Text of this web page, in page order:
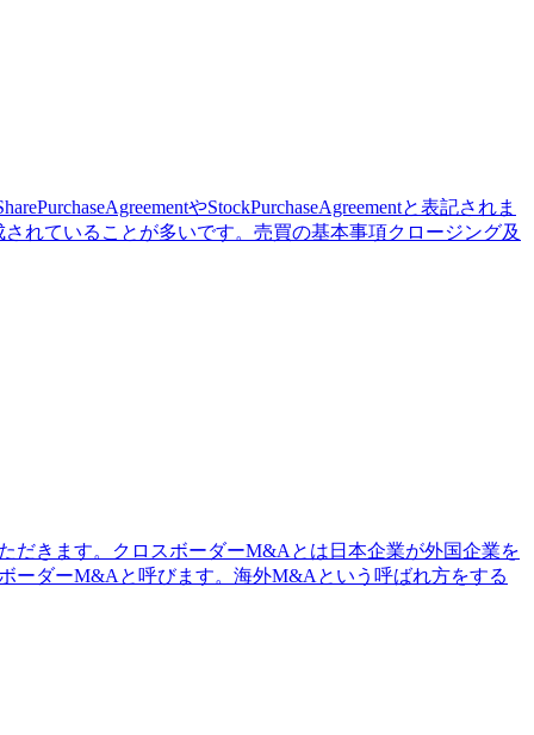
やStockPurchaseAgreementと表記されま
れていることが多いです。売買の基本事項クロージング及
だきます。クロスボーダーM&Aとは日本企業が外国企業を
ーダーM&Aと呼びます。海外M&Aという呼ばれ方をする